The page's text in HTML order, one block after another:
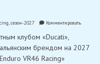
,сезон-2027 Комментироватьon
на
старте:
клубом «Ducati»,
брендом на 2027
VR46 Racing»